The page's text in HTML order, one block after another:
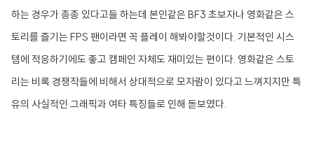
하는 경우가 종종 있다고들 하는데 본인같은 BF3 초보자나 영화같은 스
토리를 즐기는 FPS 팬이라면 꼭 플레이 해봐야할것이다. 기본적인 시스
템에 적응하기에도 좋고 캠페인 자체도 재미있는 편이다. 영화같은 스토
리는 비록 경쟁작들에 비해서 상대적으로 모자람이 있다고 느껴지지만 특
유의 사실적인 그래픽과 여타 특징들로 인해 돋보였다.